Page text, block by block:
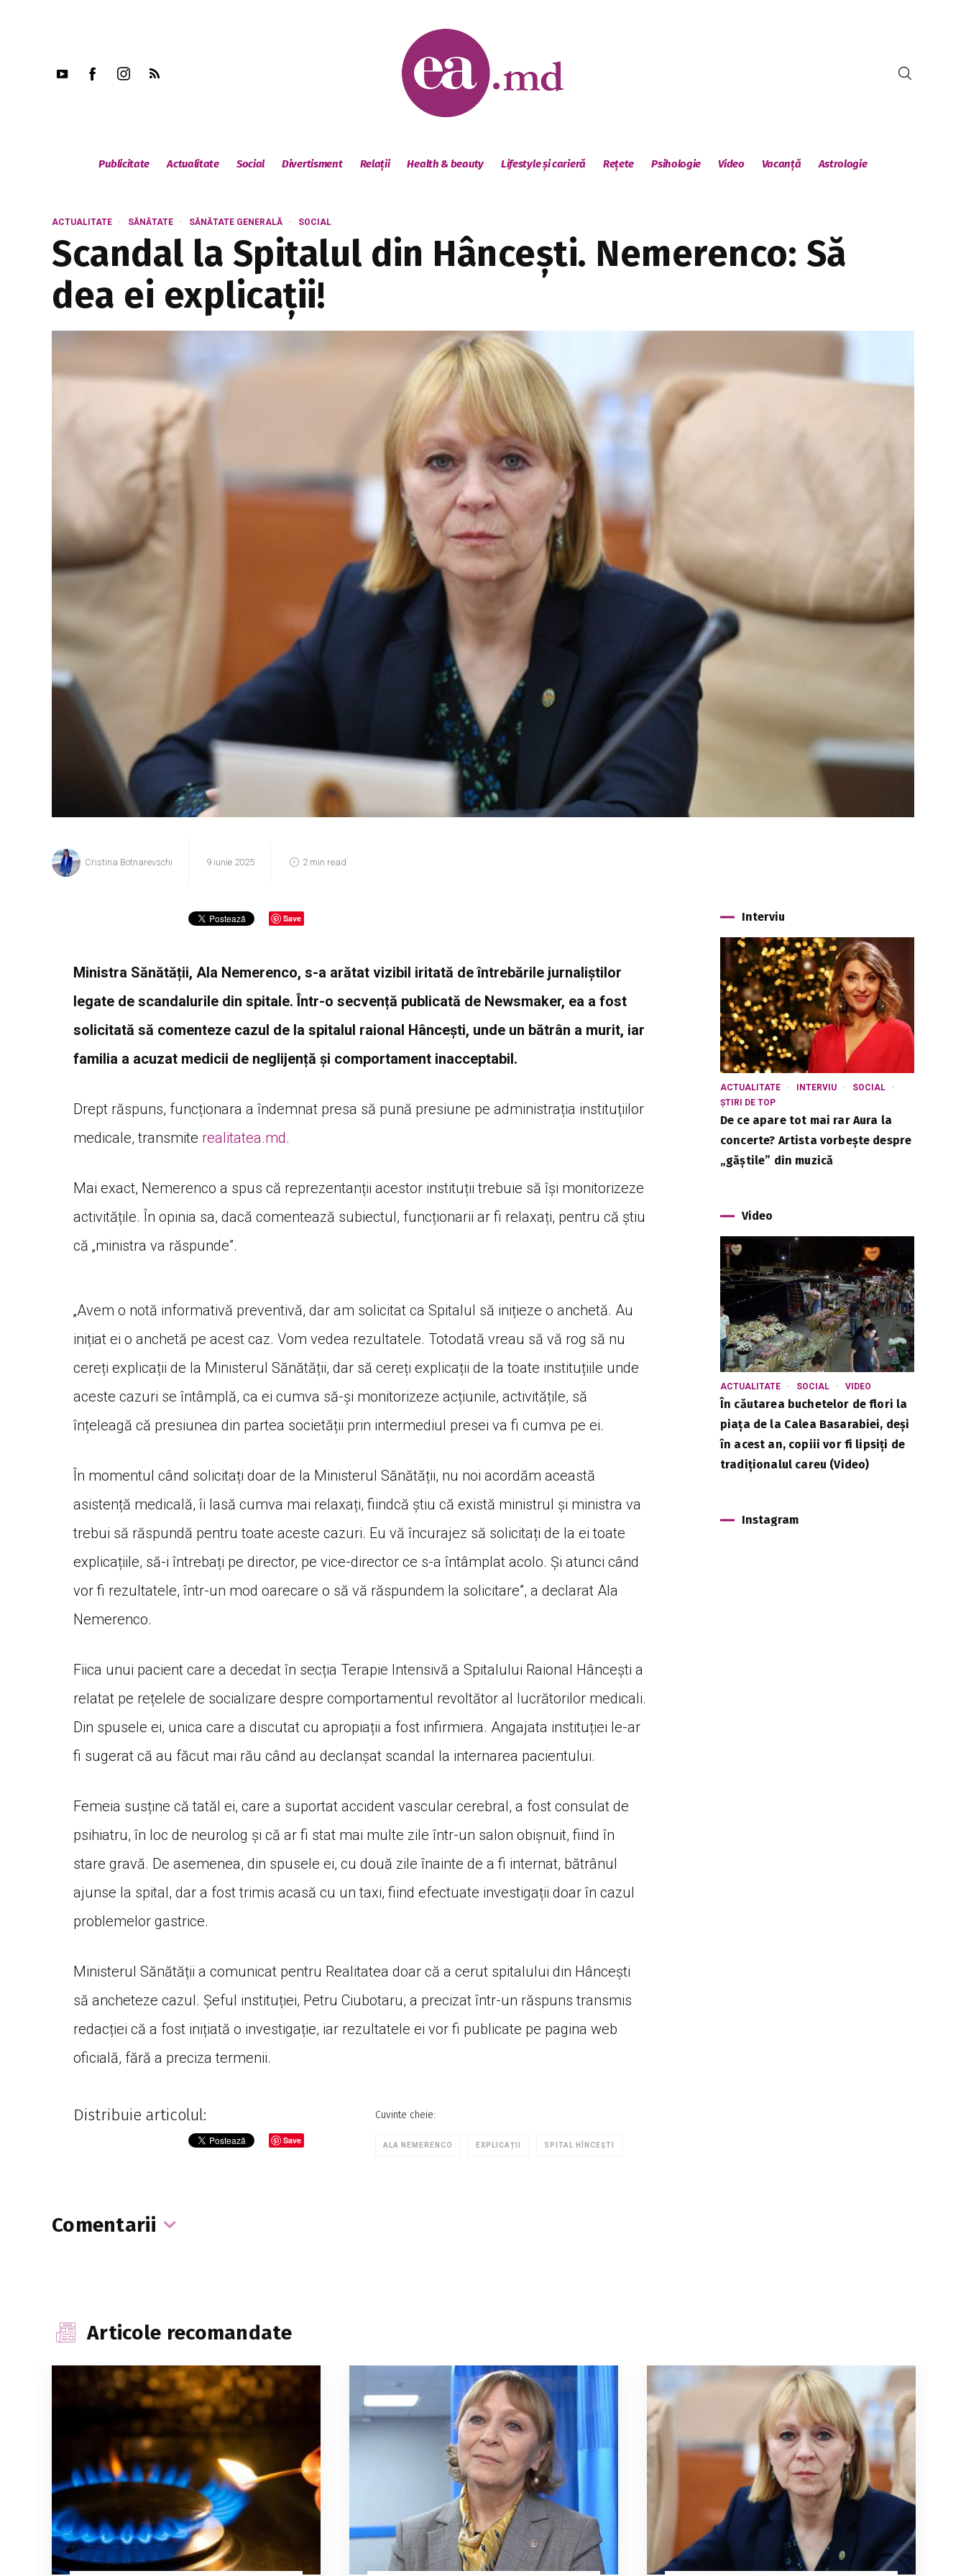
Publicitate Actualitate Social Divertisment Relații Health & beauty Lifestyle și carieră Rețete Psihologie Video Vacanță Astrologie
ACTUALITATE SĂNĂTATE SĂNĂTATE GENERALĂ SOCIAL
Scandal la Spitalul din Hâncești. Nemerenco: Să
dea ei explicații!
Cristina Botnarevschi 9 iunie 2025 2 min read
Save
Ministra Sănătății, Ala Nemerenco, s-a arătat vizibil iritată de întrebările jurnaliștilor
legate de scandalurile din spitale. Într-o secvență publicată de Newsmaker, ea a fost
solicitată să comenteze cazul de la spitalul raional Hâncești, unde un bătrân a murit, iar
familia a acuzat medicii de neglijență și comportament inacceptabil.
Drept răspuns, funcționara a îndemnat presa să pună presiune pe administrația instituțiilor
medicale, transmite realitatea.md.
Mai exact, Nemerenco a spus că reprezentanții acestor instituții trebuie să își monitorizeze
activitățile. În opinia sa, dacă comentează subiectul, funcționarii ar fi relaxați, pentru că știu
că „ministra va răspunde”.
„Avem o notă informativă preventivă, dar am solicitat ca Spitalul să inițieze o anchetă. Au
inițiat ei o anchetă pe acest caz. Vom vedea rezultatele. Totodată vreau să vă rog să nu
cereți explicații de la Ministerul Sănătății, dar să cereți explicații de la toate instituțiile unde
aceste cazuri se întâmplă, ca ei cumva să-și monitorizeze acțiunile, activitățile, să
înțeleagă că presiunea din partea societății prin intermediul presei va fi cumva pe ei.
În momentul când solicitați doar de la Ministerul Sănătății, nu noi acordăm această
asistență medicală, îi lasă cumva mai relaxați, fiindcă știu că există ministrul și ministra va
trebui să răspundă pentru toate aceste cazuri. Eu vă încurajez să solicitați de la ei toate
explicațiile, să-i întrebați pe director, pe vice-director ce s-a întâmplat acolo. Și atunci când
vor fi rezultatele, într-un mod oarecare o să vă răspundem la solicitare”, a declarat Ala
Nemerenco.
Fiica unui pacient care a decedat în secția Terapie Intensivă a Spitalului Raional Hâncești a
relatat pe rețelele de socializare despre comportamentul revoltător al lucrătorilor medicali.
Din spusele ei, unica care a discutat cu apropiații a fost infirmiera. Angajata instituției le-ar
fi sugerat că au făcut mai rău când au declanșat scandal la internarea pacientului.
Femeia susține că tatăl ei, care a suportat accident vascular cerebral, a fost consulat de
psihiatru, în loc de neurolog și că ar fi stat mai multe zile într-un salon obișnuit, fiind în
stare gravă. De asemenea, din spusele ei, cu două zile înainte de a fi internat, bătrânul
ajunse la spital, dar a fost trimis acasă cu un taxi, fiind efectuate investigații doar în cazul
problemelor gastrice.
Ministerul Sănătății a comunicat pentru Realitatea doar că a cerut spitalului din Hâncești
să ancheteze cazul. Șeful instituției, Petru Ciubotaru, a precizat într-un răspuns transmis
redacției că a fost inițiată o investigație, iar rezultatele ei vor fi publicate pe pagina web
oficială, fără a preciza termenii.
Distribuie articolul:
Save
Cuvinte cheie:
ALA NEMERENCO EXPLICAȚII SPITAL HÎNCEȘTI
Comentarii
Interviu
ACTUALITATE INTERVIU
SOCIAL
ȘTIRI DE TOP
De ce apare tot mai rar Aura la
concerte? Artista vorbește despre
„găștile” din muzică
Video
ACTUALITATE SOCIAL VIDEO
În căutarea buchetelor de flori la
piața de la Calea Basarabiei, deși
în acest an, copiii vor fi lipsiți de
tradiționalul careu (Video)
Instagram
Articole recomandate